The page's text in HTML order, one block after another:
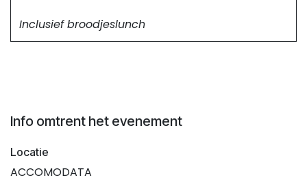
Inclusief broodjeslunch
Info omtrent het evenement
Locatie
ACCOMODATA